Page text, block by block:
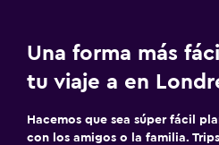
Una forma más
tu viaje a en
Hacemos que sea súper fácil
con los amigos o la familia.